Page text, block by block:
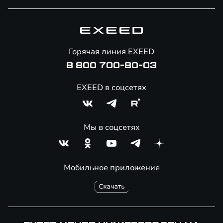
Помощь на дорогах
Мобильное приложение
Горячая линия EXEED
8 800 700-80-03
EXEED в соцсетях
Мы в соцсетях